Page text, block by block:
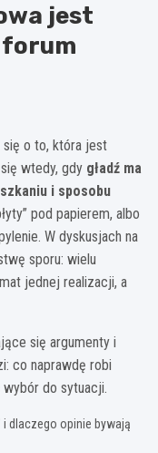
jest
forum
się o to, która jest
wtedy, gdy gładź ma
i sposobu
pod papierem, albo
W dyskusjach na
sporu: wielu
jednej realizacji, a
się argumenty i
co naprawdę robi
wybór do sytuacji.
i dlaczego opinie bywają